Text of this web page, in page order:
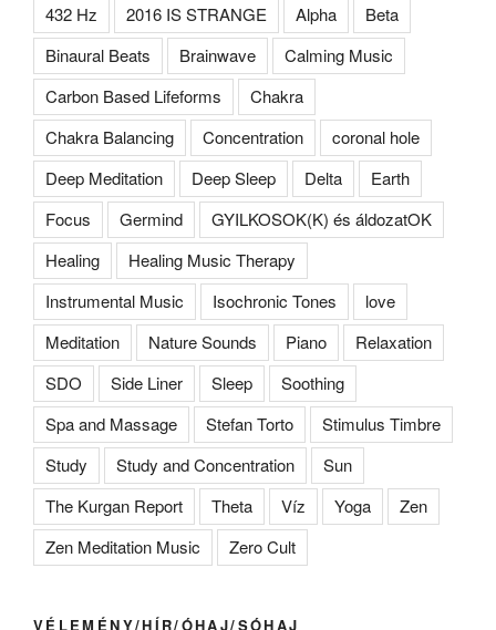
432 Hz 2016 IS STRANGE Alpha
Beta
Binaural Beats
Brainwave
Calming Music
Carbon Based Lifeforms
Chakra
Chakra Balancing
Concentration
coronal hole
Deep Meditation
Deep Sleep Delta
Earth
Focus
Germind
GYILKOSOK(K) és áldozatOK
Healing
Healing Music Therapy
Instrumental Music
Isochronic Tones
love
Meditation
Nature Sounds Piano
Relaxation
SDO
Side Liner Sleep
Soothing
Spa and Massage
Stefan Torto
Stimulus Timbre
Study
Study and Concentration
Sun
The Kurgan Report
Theta Víz Yoga
Zen
Zen Meditation Music
Zero Cult
VÉLEMÉNY/HÍR/ÓHAJ/SÓHAJ